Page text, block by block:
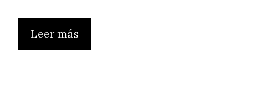
Leer más